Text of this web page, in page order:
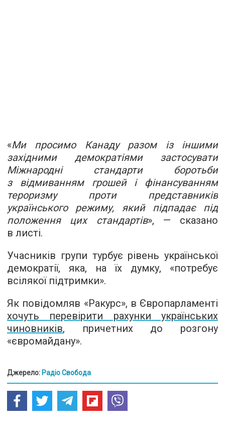
«Ми просимо Канаду разом із іншими
західними демократіями застосувати
Міжнародні стандарти боротьби
з відмиванням грошей і фінансуванням
тероризму проти представників
українського режиму, який підпадає під
положення цих стандартів», — сказано
в листі.
Учасників групи турбує рівень української
демократії, яка, на їх думку, «потребує
всілякої підтримки».
Як повідомляв «Ракурс», в Європарламенті
хочуть перевірити рахунки українських
чиновників, причетних до розгону
«євромайдану».
Джерело: Радіо Свобода